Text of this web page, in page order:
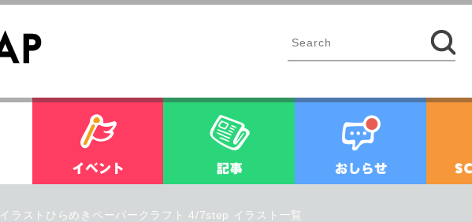
ホーム イベント 記事 お知らせ
イラストひらめきペーパークラフト 4/7step イラスト一覧